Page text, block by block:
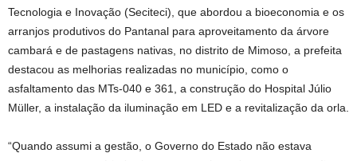
Tecnologia e Inovação (Seciteci), que abordou a bioeconomia e os
arranjos produtivos do Pantanal para aproveitamento da árvore
cambará e de pastagens nativas, no distrito de Mimoso, a prefeita
destacou as melhorias realizadas no município, como o
asfaltamento das MTs-040 e 361, a construção do Hospital Júlio
Müller, a instalação da iluminação em LED e a revitalização da orla.
“Quando assumi a gestão, o Governo do Estado não estava